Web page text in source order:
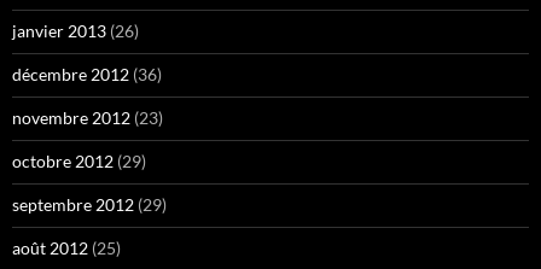
janvier 2013 (26)
décembre 2012 (36)
novembre 2012 (23)
octobre 2012 (29)
septembre 2012 (29)
août 2012 (25)